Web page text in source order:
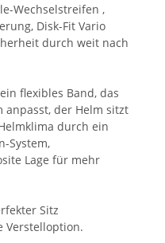
Wechselstreifen ,
Disk-Fit Vario
durch weit nach
flexibles Band, das
der Helm sitzt
durch ein
System,
Lage für mehr
Sitz
Verstelloption.